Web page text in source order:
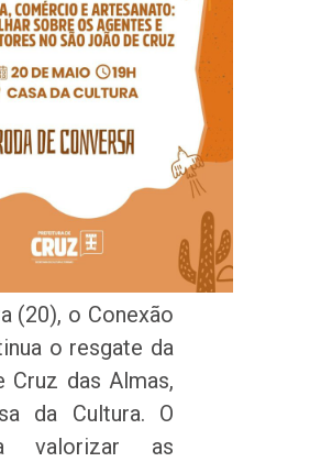
(20), o Conexão
o resgate da
Cruz das Almas,
da Cultura. O
valorizar as